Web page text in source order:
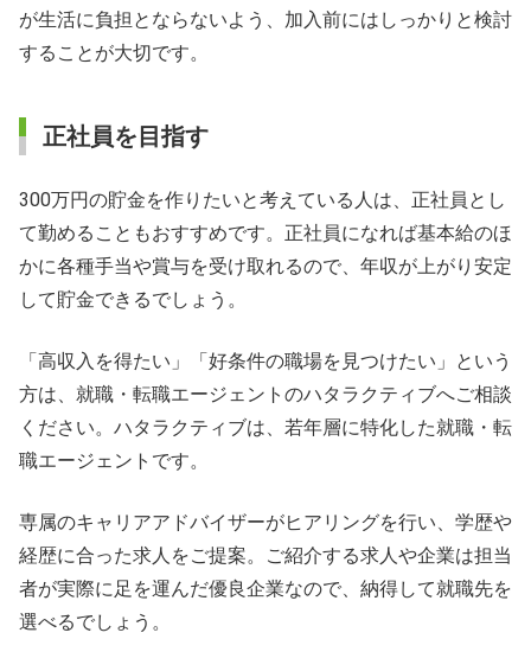
が生活に負担とならないよう、加入前にはしっかりと検討
することが大切です。
正社員を目指す
300万円の貯金を作りたいと考えている人は、正社員とし
て勤めることもおすすめです。正社員になれば基本給のほ
かに各種手当や賞与を受け取れるので、年収が上がり安定
して貯金できるでしょう。
「高収入を得たい」「好条件の職場を見つけたい」という
方は、就職・転職エージェントのハタラクティブへご相談
ください。ハタラクティブは、若年層に特化した就職・転
職エージェントです。
専属のキャリアアドバイザーがヒアリングを行い、学歴や
経歴に合った求人をご提案。ご紹介する求人や企業は担当
者が実際に足を運んだ優良企業なので、納得して就職先を
選べるでしょう。